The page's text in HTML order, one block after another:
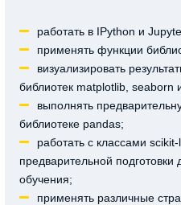
работать в IPython и
применять функции
визуализировать
библиотек matplotlib, seaborn
выполнять
библиотеке pandas;
работать с классами
предварительной
обучения;
применять различные